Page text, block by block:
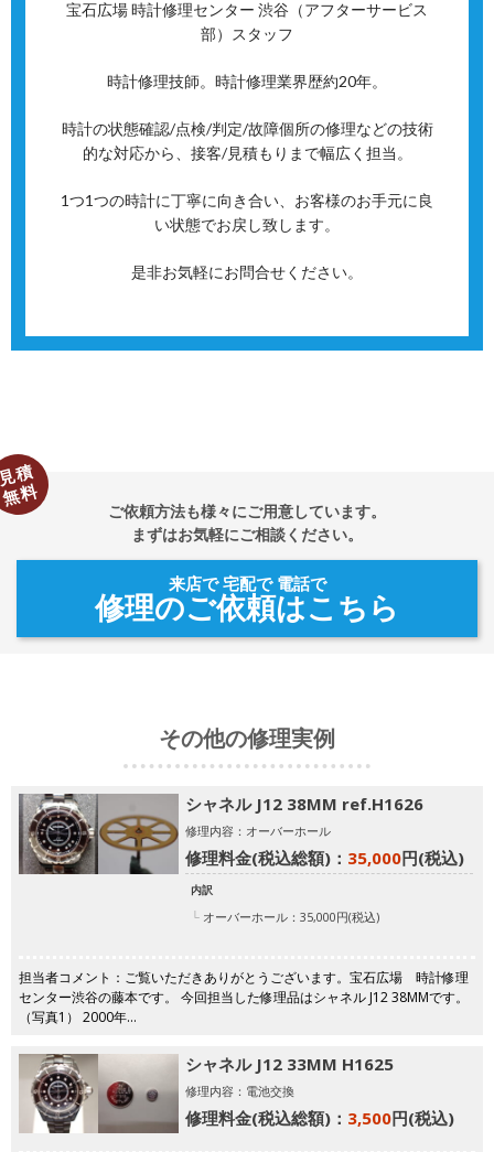
宝石広場 時計修理センター 渋谷（アフターサービス
部）スタッフ
時計修理技師。時計修理業界歴約20年。
時計の状態確認/点検/判定/故障個所の修理などの技術
的な対応から、接客/見積もりまで幅広く担当。
1つ1つの時計に丁寧に向き合い、お客様のお手元に良
い状態でお戻し致します。
是非お気軽にお問合せください。
ご依頼方法も様々にご用意しています。
まずはお気軽にご相談ください。
来店で 宅配で 電話で
修理のご依頼はこちら
積
無料
その他の修理実例
シャネル J12 38MM ref.H1626
修理内容：オーバーホール
修理料金(税込総額)： 35,000円(税込)
内訳
オーバーホール：35,000円(税込)
担当者コメント：ご覧いただきありがとうございます。宝石広場 時計修理
センター渋谷の藤本です。 今回担当した修理品はシャネル J12 38MMです。
（写真1） 2000年…
シャネル J12 33MM H1625
修理内容：電池交換
修理料金(税込総額)： 3,500円(税込)